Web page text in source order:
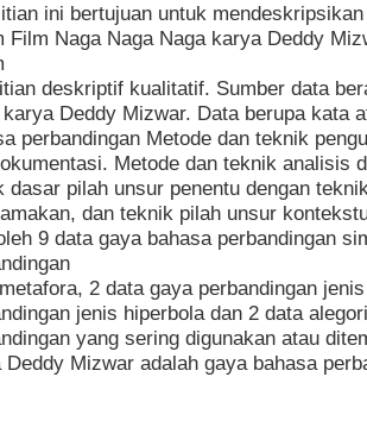
ini bertujuan untuk
Film Naga Naga Naga karya Deddy
deskriptif kualitatif. Sumber data
karya Deddy Mizwar. Data berupa kata
perbandingan Metode dan teknik
Metode dan teknik analisis
dasar pilah unsur penentu dengan
dan teknik pilah unsur
9 data gaya bahasa perbandingan
2 data gaya perbandingan
jenis hiperbola dan 2 data
yang sering digunakan atau
Deddy Mizwar adalah gaya bahasa